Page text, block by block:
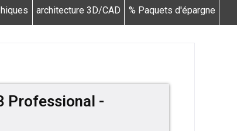
architecture 3D/CAD % Paquets d'épargne
Professional -